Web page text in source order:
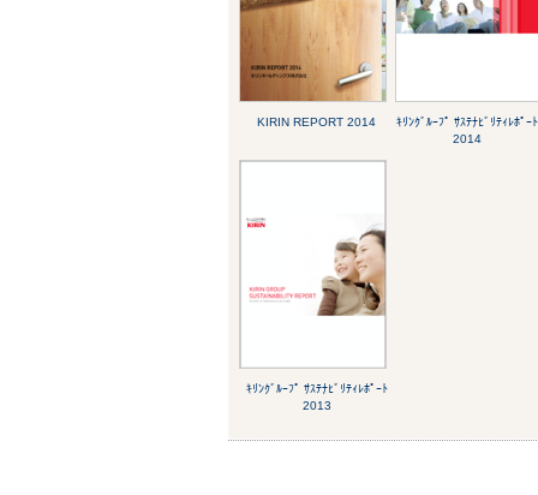
KIRIN REPORT 2014
ｷﾘﾝｸﾞﾙｰﾌﾟ ｻｽﾃﾅﾋﾞﾘﾃｨﾚﾎﾟｰﾄ
2014
ｷﾘﾝｸﾞﾙｰﾌﾟ ｻｽﾃﾅﾋﾞﾘﾃｨﾚﾎﾟｰﾄ
2013